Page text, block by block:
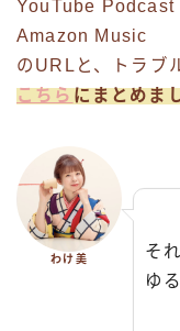
YouTube Podcast
Amazon Music
のURLと、トラブ
こちら にまとめま
わけ美
そ
ゆ